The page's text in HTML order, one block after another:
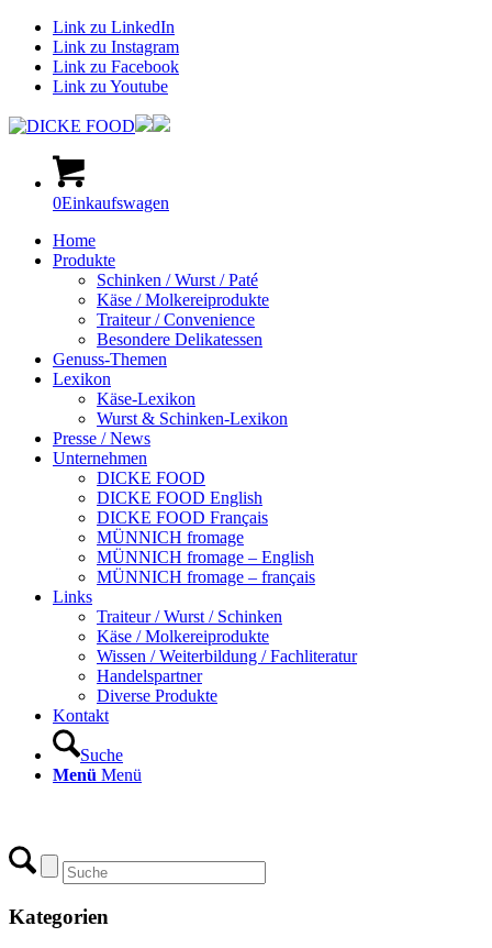
Link zu LinkedIn
Link zu Instagram
Link zu Facebook
Link zu Youtube
0Einkaufswagen
Home
Produkte
Schinken / Wurst / Paté
Käse / Molkereiprodukte
Traiteur / Convenience
Besondere Delikatessen
Genuss-Themen
Lexikon
Käse-Lexikon
Wurst & Schinken-Lexikon
Presse / News
Unternehmen
DICKE FOOD
DICKE FOOD English
DICKE FOOD Français
MÜNNICH fromage
MÜNNICH fromage – English
MÜNNICH fromage – français
Links
Traiteur / Wurst / Schinken
Käse / Molkereiprodukte
Wissen / Weiterbildung / Fachliteratur
Handelspartner
Diverse Produkte
Kontakt
Suche
Menü Menü
Kategorien